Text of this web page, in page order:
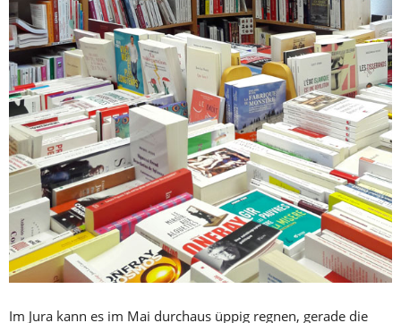
Im Jura kann es im Mai durchaus üppig regnen, gerade die